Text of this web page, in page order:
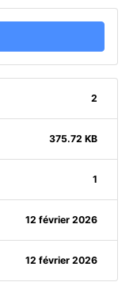
2
375.72 KB
1
12 février 2026
12 février 2026